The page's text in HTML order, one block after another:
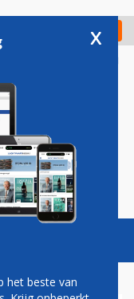
Check in
Vacatures
x
het beste van